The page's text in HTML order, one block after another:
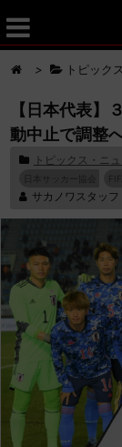
> トピック
【日本代表】
動中止で調整
トピックス・ニ
サカノワスタッフ